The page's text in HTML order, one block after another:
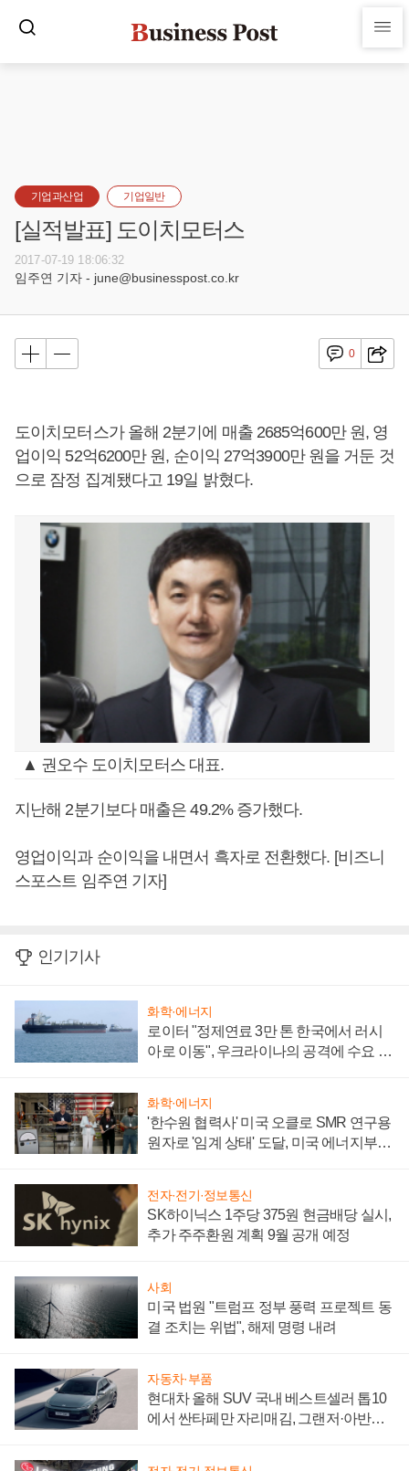
기업과산업 기업일반
[실적발표] 도이치모터스
2017-07-19 18:06:32
임주연 기자 - june@businesspost.co.kr
0
도이치모터스가 올해 2분기에 매출 2685억600만 원, 영
업이익 52억6200만 원, 순이익 27억3900만 원을 거둔 것
으로 잠정 집계됐다고 19일 밝혔다.
▲ 권오수 도이치모터스 대표.
지난해 2분기보다 매출은 49.2% 증가했다.
영업이익과 순이익을 내면서 흑자로 전환했다. [비즈니
스포스트 임주연 기자]
인기기사
화학·에너지
로이터 "정제연료 3만 톤 한국에서 러시
아로 이동", 우크라이나의 공격에 수요 늘
화학·에너지
'한수원 협력사' 미국 오클로 SMR 연구용
원자로 '임계 상태' 도달, 미국 에너지부
전자·전기·정보통신
SK하이닉스 1주당 375원 현금배당 실시,
추가 주주환원 계획 9월 공개 예정
사회
미국 법원 "트럼프 정부 풍력 프로젝트 동
결 조치는 위법", 해제 명령 내려
자동차·부품
현대차 올해 SUV 국내 베스트셀러 톱10
에서 싼타페만 자리매김, 그랜저·아반떼